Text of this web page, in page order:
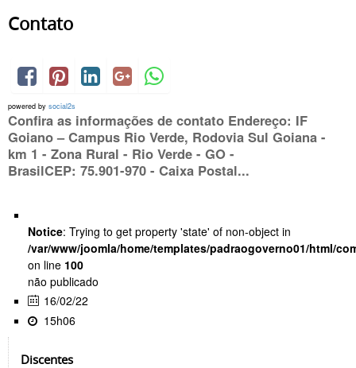
Contato
powered by social2s
Confira as informações de contato Endereço: IF
Goiano – Campus Rio Verde, Rodovia Sul Goiana -
km 1 - Zona Rural - Rio Verde - GO -
BrasilCEP: 75.901-970 - Caixa Postal...
Notice: Trying to get property 'state' of non-object in
/var/www/joomla/home/templates/padraogoverno01/html/
on line 100
não publicado
16/02/22
15h06
Discentes